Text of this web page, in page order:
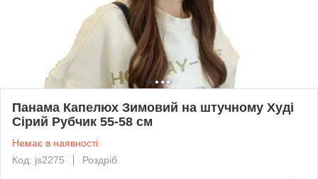
Панама Капелюх Зимовий на штучному Худі
Сірий Рубчик 55-58 см
Немає в наявності
Код: js2275
Роздріб